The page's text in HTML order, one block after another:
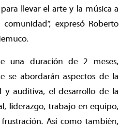
llevar el arte y la música a
expresó Roberto
una duración de 2 meses,
se abordarán aspectos de la
y auditiva, el desarrollo de la
liderazgo, trabajo en equipo,
Así como también,